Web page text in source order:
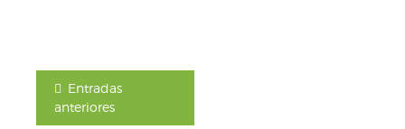
Entradas
anteriores